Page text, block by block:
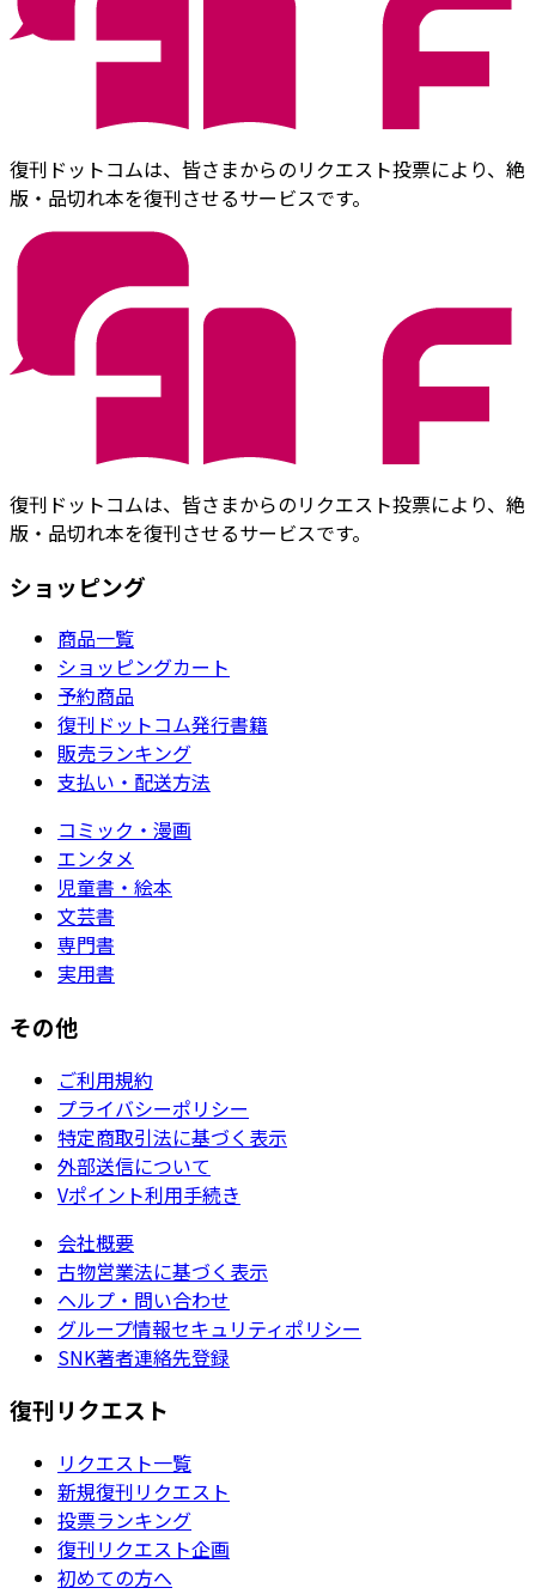
復刊ドットコムは、皆さまからのリクエスト投票により、絶
版・品切れ本を復刊させるサービスです。
復刊ドットコムは、皆さまからのリクエスト投票により、絶
版・品切れ本を復刊させるサービスです。
ショッピング
商品一覧
ショッピングカート
予約商品
復刊ドットコム発行書籍
販売ランキング
支払い・配送方法
コミック・漫画
エンタメ
児童書・絵本
文芸書
専門書
実用書
その他
ご利用規約
プライバシーポリシー
特定商取引法に基づく表示
外部送信について
Vポイント利用手続き
会社概要
古物営業法に基づく表示
ヘルプ・問い合わせ
グループ情報セキュリティポリシー
SNK著者連絡先登録
復刊リクエスト
リクエスト一覧
新規復刊リクエスト
投票ランキング
復刊リクエスト企画
初めての方へ